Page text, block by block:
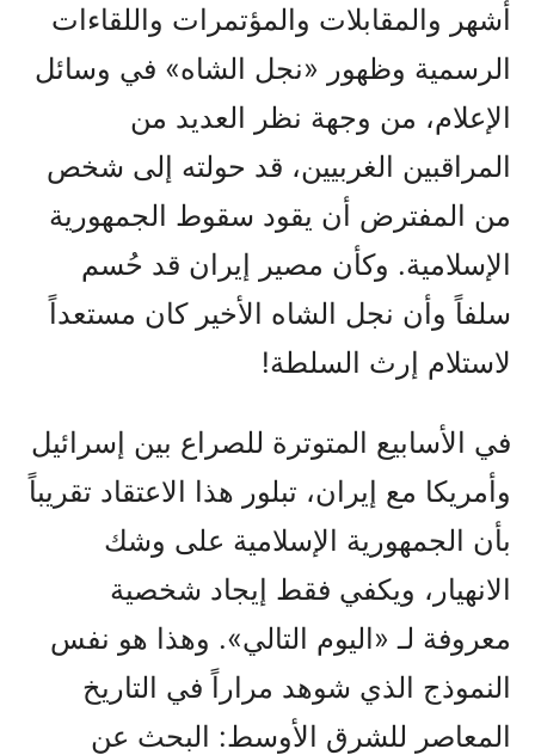
أشهر والمقابلات والمؤتمرات واللقاءات
الرسمية وظهور «نجل الشاه» في وسائل
الإعلام، من وجهة نظر العديد من
المراقبين الغربيين، قد حولته إلى شخص
من المفترض أن يقود سقوط الجمهورية
الإسلامية. وكأن مصير إيران قد حُسم
سلفاً وأن نجل الشاه الأخير كان مستعداً
لاستلام إرث السلطة!
في الأسابيع المتوترة للصراع بين إسرائيل
وأمريكا مع إيران، تبلور هذا الاعتقاد تقريباً
بأن الجمهورية الإسلامية على وشك
الانهيار، ويكفي فقط إيجاد شخصية
معروفة لـ «اليوم التالي». وهذا هو نفس
النموذج الذي شوهد مراراً في التاريخ
المعاصر للشرق الأوسط: البحث عن